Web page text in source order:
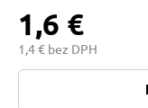
psov
1,6 €
1,4 € bez DPH